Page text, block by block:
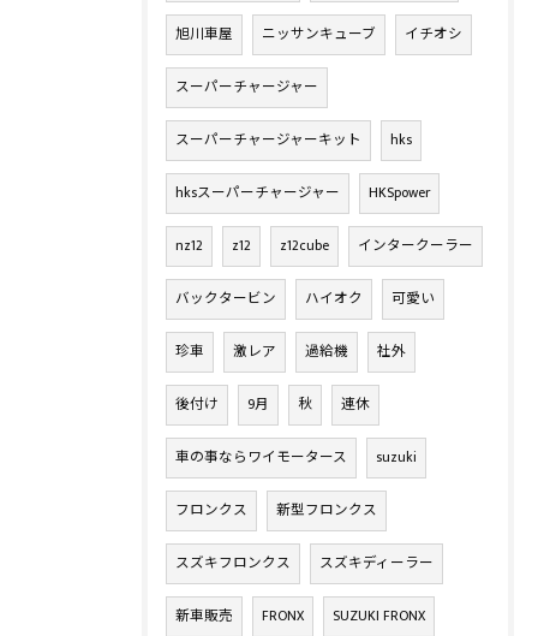
旭川車屋 ニッサンキューブ イチオシ
スーパーチャージャー
スーパーチャージャーキット hks
hksスーパーチャージャー HKSpower
nz12 z12 z12cube インタークーラー
バックタービン ハイオク 可愛い
珍車 激レア 過給機 社外
後付け 9月 秋 連休
車の事ならワイモータース suzuki
フロンクス 新型フロンクス
スズキフロンクス スズキディーラー
新車販売 FRONX SUZUKI FRONX